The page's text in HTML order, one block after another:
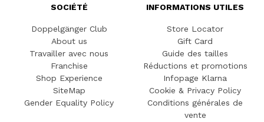
SOCIÉTÉ
Doppelgänger Club
About us
Travailler avec nous
Franchise
Shop Experience
SiteMap
Gender Equality Policy
INFORMATIONS UTILES
Store Locator
Gift Card
Guide des tailles
Réductions et promotions
Infopage Klarna
Cookie & Privacy Policy
Conditions générales de
vente